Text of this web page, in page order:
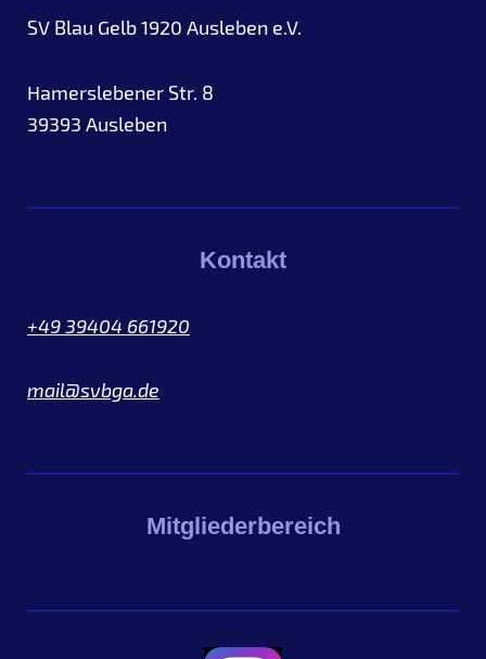
SV Blau Gelb 1920 Ausleben e.V.
Hamerslebener Str. 8
39393 Ausleben
Kontakt
+49 39404 661920
mail@svbga.de
Mitgliederbereich